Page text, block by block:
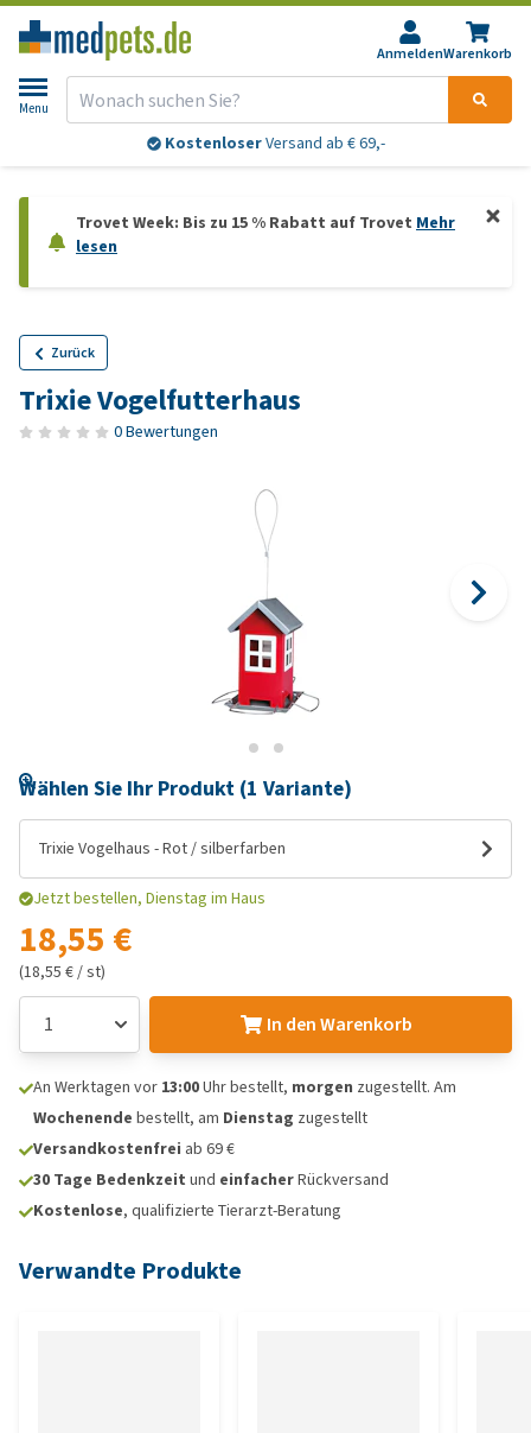
AnmeldenWarenkorb
Menu
KostenloserVersand ab € 69,-
Trovet Week: Bis zu 15 % Rabatt auf Trovet Mehr
lesen
Zurück
Trixie Vogelfutterhaus
0 Bewertungen
Wählen Sie Ihr Produkt (1 Variante)
Trixie Vogelhaus - Rot / silberfarben
Jetzt bestellen, Dienstag im Haus
18,55 €
(18,55 € / st)
In den Warenkorb
An Werktagen vor 13:00Uhr bestellt, morgen zugestellt. Am
Wochenende bestellt, am Dienstag zugestellt
Versandkostenfrei ab 69 €
30 Tage Bedenkzeit und einfacherRückversand
Kostenlose, qualifizierte Tierarzt-Beratung
Verwandte Produkte